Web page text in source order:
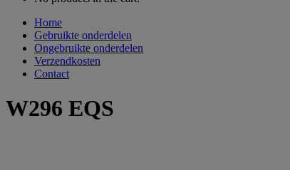
Home
Gebruikte onderdelen
Ongebruikte onderdelen
Verzendkosten
Contact
W296 EQS